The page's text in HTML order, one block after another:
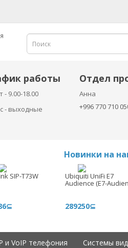
работы
- 9.00-18.00
- выходные
Отдел
Анна
+996 770 710
Новинки на
SIP-T73W Ubiquiti UniFi E7
Audience (E7-
289250⊆
и VoIP телефония Системы